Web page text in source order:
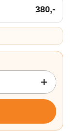
380,-